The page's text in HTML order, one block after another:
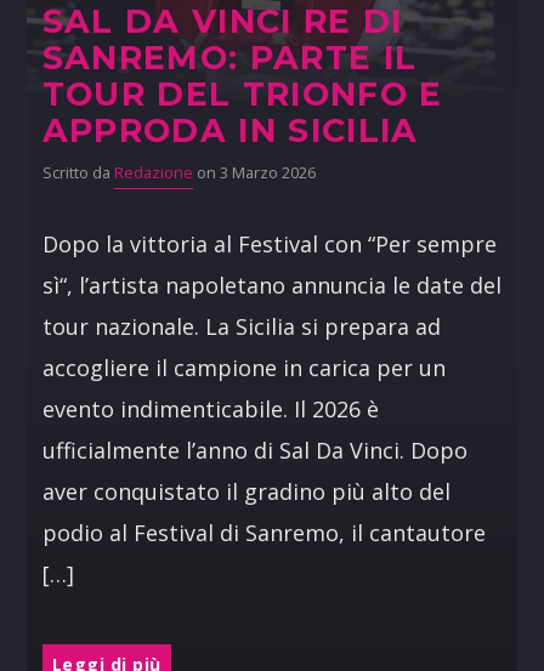
SAL DA VINCI RE DI
SANREMO: PARTE IL
TOUR DEL TRIONFO E
APPRODA IN SICILIA
Scritto da Redazione on 3 Marzo 2026
Dopo la vittoria al Festival con “Per sempre
sì“, l’artista napoletano annuncia le date del
tour nazionale. La Sicilia si prepara ad
accogliere il campione in carica per un
evento indimenticabile. Il 2026 è
ufficialmente l’anno di Sal Da Vinci. Dopo
aver conquistato il gradino più alto del
podio al Festival di Sanremo, il cantautore
[…]
Leggi di più